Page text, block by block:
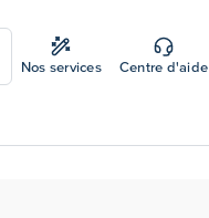
Nos services Centre d'aide